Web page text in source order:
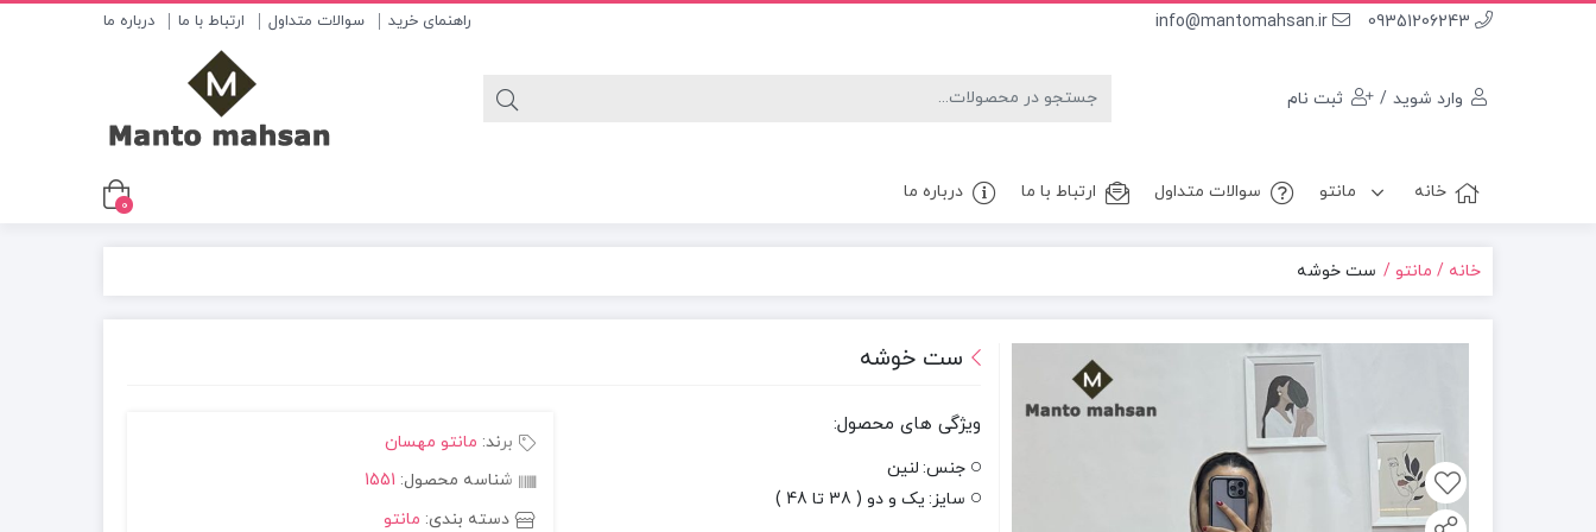
راهنمای خرید سوالات متداول ارتباط با ما درباره ما
وارد شوید / ثبت نام
خانه مانتو سوالات متداول ارتباط با ما درباره ما
0
خانه مانتو ست خوشه
ست خوشه
ویژگی های محصول:
جنس: لنین
سایز: یک و دو ( 38 تا 48 )
برند: مانتو مهسان
شناسه محصول: 1551
دسته بندی: مانتو